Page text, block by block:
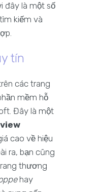
đây là một số
kiếm và
tín
các trang
mềm hỗ
Đây là một
cao về hiệu
ra, bạn cũng
thương
hay